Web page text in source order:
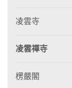
凌雲寺
凌雲禪寺
楞嚴閣